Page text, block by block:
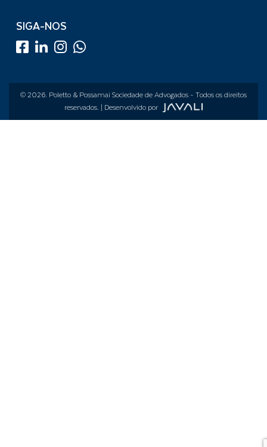
SIGA-NOS
© 2026. Poletto & Possamai Sociedade de Advogados - Todos os direitos
reservados. | Desenvolvido por